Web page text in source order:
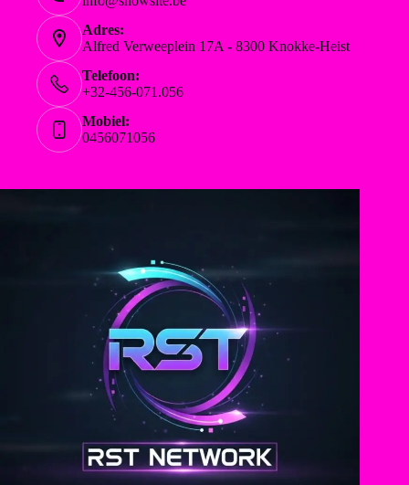
Adres:
Alfred Verweeplein 17A - 8300 Knokke-Heist
Telefoon:
+32-456-071.056
Mobiel:
0456071056